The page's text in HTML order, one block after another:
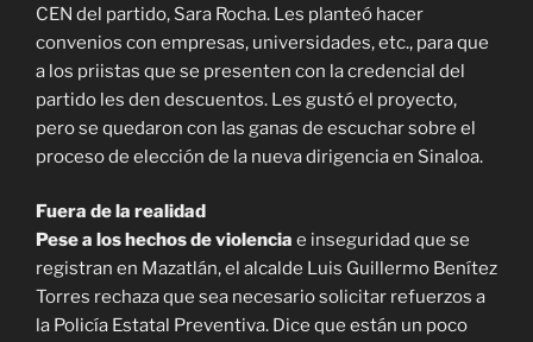
CEN del partido, Sara Rocha. Les planteó hacer
convenios con empresas, universidades, etc., para que
a los priistas que se presenten con la credencial del
partido les den descuentos. Les gustó el proyecto,
pero se quedaron con las ganas de escuchar sobre el
proceso de elección de la nueva dirigencia en Sinaloa.
Fuera de la realidad
Pese a los hechos de violencia e inseguridad que se
registran en Mazatlán, el alcalde Luis Guillermo Benítez
Torres rechaza que sea necesario solicitar refuerzos a
la Policía Estatal Preventiva. Dice que están un poco